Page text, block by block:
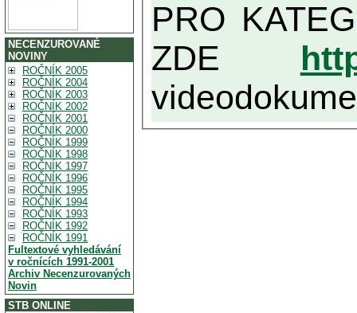
NECENZUROVANÉ
NOVINY
ROČNÍK 2005
ROČNÍK 2004
ROČNÍK 2003
ROČNÍK 2002
ROČNÍK 2001
ROČNÍK 2000
ROČNÍK 1999
ROČNÍK 1998
ROČNÍK 1997
ROČNÍK 1996
ROČNÍK 1995
ROČNÍK 1994
ROČNÍK 1993
ROČNÍK 1992
ROČNÍK 1991
Fultextové vyhledávání
v ročnících 1991-2001
Archiv Necenzurovaných
Novin
STB ONLINE
PRO KATEGORII TĚCH VŮBEC
ZDE